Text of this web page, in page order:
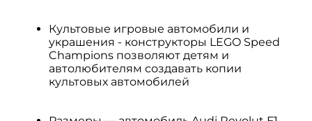
Культовые игровые автомобили и
украшения - конструкторы LEGO Speed
Champions позволяют детям и
автолюбителям создавать копии
культовых автомобилей